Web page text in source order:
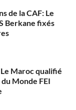
de la CAF: Le
Berkane fixés
Maroc qualifié
Monde FEI